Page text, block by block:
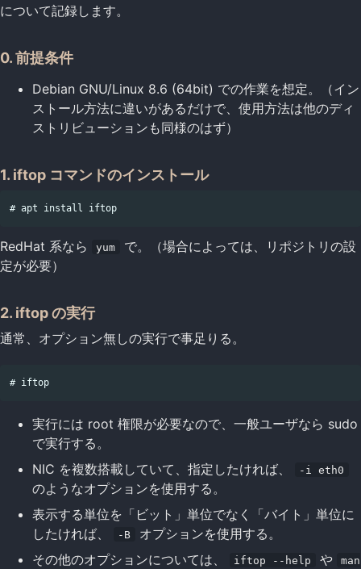
について記録します。
0. 前提条件
Debian GNU/Linux 8.6 (64bit) での作業を想定。（イン
ストール方法に違いがあるだけで、使用方法は他のディ
ストリビューションも同様のはず）
1. iftop コマンドのインストール
RedHat 系なら yum
で。（場合によっては、リポジトリの設
定が必要）
2. iftop の実行
通常、オプション無しの実行で事足りる。
実行には root 権限が必要なので、一般ユーザなら sudo
で実行する。
NIC を複数搭載していて、指定したければ、
-i eth0
のようなオプションを使用する。
表示する単位を「ビット」単位でなく「バイト」単位に
したければ、
-B
オプションを使用する。
その他のオプションについては、
iftop --help や
man